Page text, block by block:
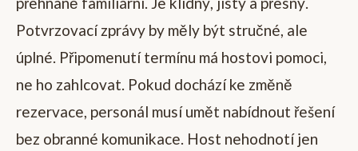
Potvrzovací zprávy by měly být stručné, ale
úplné. Připomenutí termínu má hostovi pomoci,
ne ho zahlcovat. Pokud dochází ke změně
rezervace, personál musí umět nabídnout řešení
bez obranné komunikace. Host nehodnotí jen